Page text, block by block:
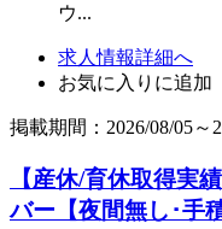
ウ...
求人情報詳細へ
お気に入りに追加
掲載期間：2026/08/05～
【産休/育休取得実
バー【夜間無し･手